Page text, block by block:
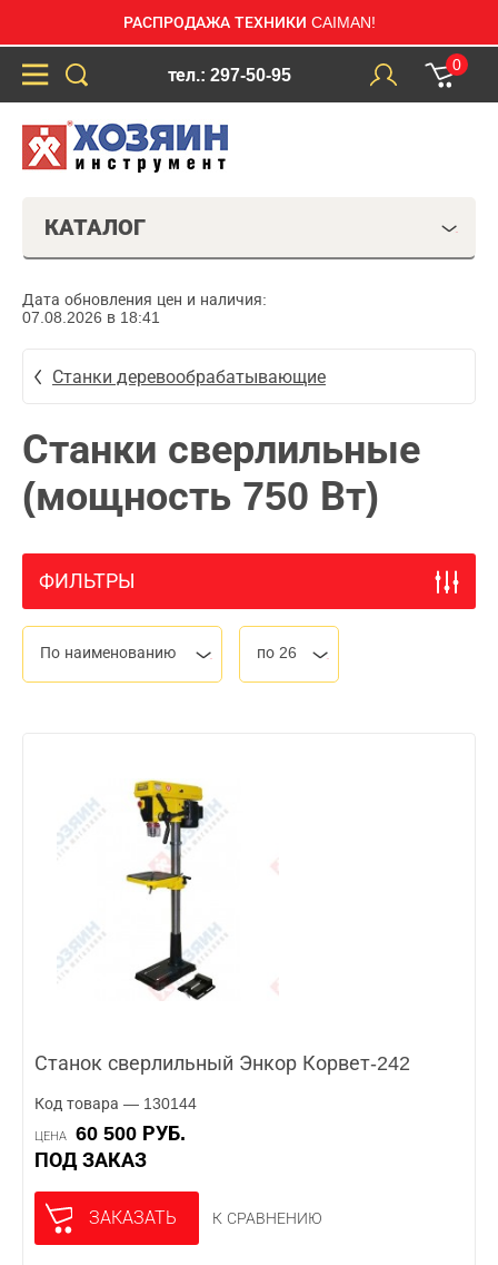
РАСПРОДАЖА ТЕХНИКИ CAIMAN!
тел.: 297-50-95
0
КАТАЛОГ
Дата обновления цен и наличия:
07.08.2026 в 18:41
Станки деревообрабатывающие
Станки сверлильные
(мощность 750 Вт)
ФИЛЬТРЫ
По наименованию по 26
Станок сверлильный Энкор Корвет-242
Код товара — 130144
ЦЕНА
60 500 РУБ.
ПОД ЗАКАЗ
ЗАКАЗАТЬ К СРАВНЕНИЮ